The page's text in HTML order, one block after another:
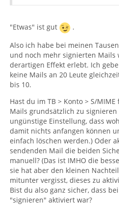
"Etwas" ist gut
.
Also ich habe bei meinen
und noch mehr signierten Mails
derartigen Effekt erlebt. Ich
keine Mails an 20 Leute
bis 10.
Hast du im TB > Konto > S/
Mails grundsätzlich zu signieren
ungünstige Einstellung, dass
damit nichts anfangen können
einfach löschen werden.) Oder
sendenden Mail die beiden
manuell? (Das ist IMHO die
sie hat aber den kleinen
mitunter vergisst, dieses zu
Bist du also ganz sicher, dass
"signieren" aktiviert war?